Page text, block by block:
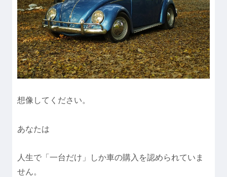
想像してください。
あなたは
人生で「一台だけ」しか車の購入を認められていま
せん。